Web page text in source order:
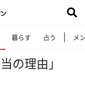
暮らす 占う メ
の理由」